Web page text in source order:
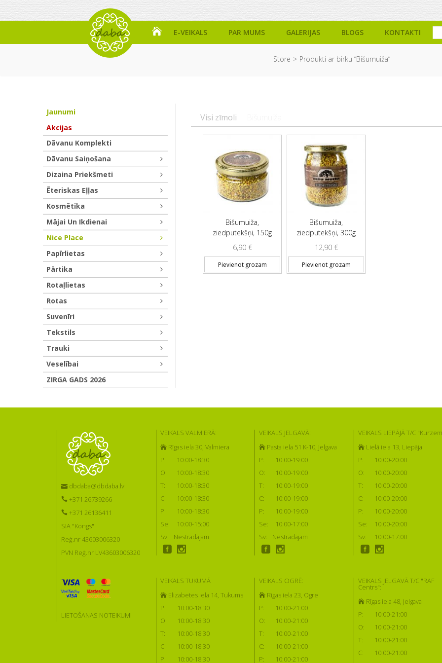
E-VEIKALS PAR MUMS GALERIJAS BLOGS KONTAKTI
Store Produkti ar birku “Bišumuiža”
Visi zīmoli
Bišumuiža,
ziedputekšņi, 150g
6,90 €
Pievienot grozam
Bišumuiža,
ziedputekšņi, 300g
12,90 €
Pievienot grozam
Jaunumi
Akcijas
Dāvanu Komplekti
Dāvanu Saiņošana
Dizaina Priekšmeti
Ēteriskas Eļļas
Kosmētika
Mājai Un Ikdienai
Nice Place
Papīrlietas
Pārtika
Rotaļlietas
Rotas
Suvenīri
Tekstils
Trauki
Veselībai
ZIRGA GADS 2026
dbdaba@dbdaba.lv
+371 26739266
+371 26136411
SIA "Kongs"
Reģ.nr 43603006320
PVN Reģ.nr LV43603006320
LIETOŠANAS NOTEIKUMI
VEIKALS VALMIERĀ:
Rīgas iela 30, Valmiera
P:
10:00-18:30
O:
10:00-18:30
T:
10:00-18:30
C:
10:00-18:30
P:
10:00-18:30
Se:
10:00-15:00
Sv:
Nestrādājam
VEIKALS JELGAVĀ:
Pasta iela 51 K-10, Jelgava
P:
10:00-19:00
O:
10:00-19:00
T:
10:00-19:00
C:
10:00-19:00
P:
10:00-19:00
Se:
10:00-17:00
Sv:
Nestrādājam
VEIKALS LIEPĀJĀ T/C
Lielā iela 13, Liepāja
P:
10:00-20:00
O:
10:00-20:00
T:
10:00-20:00
C:
10:00-20:00
P:
10:00-20:00
Se:
10:00-20:00
Sv:
10:00-17:00
VEIKALS TUKUMĀ
Elizabetes iela 14, Tukums
P:
10:00-18:30
O:
10:00-18:30
T:
10:00-18:30
C:
10:00-18:30
P:
10:00-18:30
VEIKALS OGRĒ:
Rīgas iela 23, Ogre
P:
10:00-21:00
O:
10:00-21:00
T:
10:00-21:00
C:
10:00-21:00
P:
10:00-21:00
VEIKALS JELGAVĀ T/C "RAF
Centrs":
Rīgas iela 48, Jelgava
P:
10:00-21:00
O:
10:00-21:00
T:
10:00-21:00
C:
10:00-21:00